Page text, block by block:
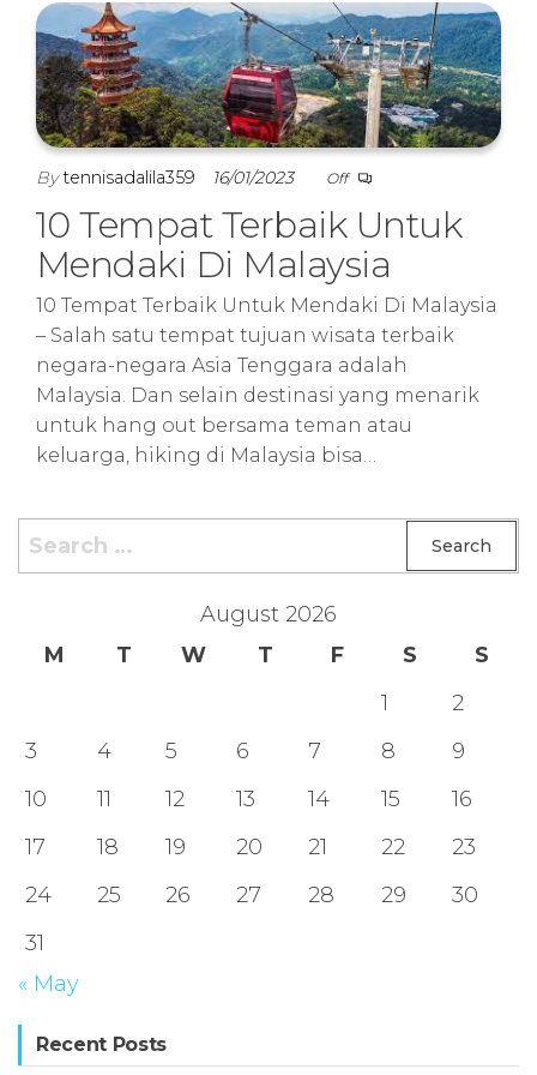
Bytennisadalila359 16/01/2023 Off
10 Tempat Terbaik Untuk
Mendaki Di Malaysia
10 Tempat Terbaik Untuk Mendaki Di Malaysia
– Salah satu tempat tujuan wisata terbaik
negara-negara Asia Tenggara adalah
Malaysia. Dan selain destinasi yang menarik
untuk hang out bersama teman atau
keluarga, hiking di Malaysia bisa…
Search
for:
August 2026
M
T W T F S
S
1
2
3
4 5 6 7 8
9
10
11 12 13 14 15
16
17
18 19 20 21 22
23
24
25 26 27 28 29
30
31
« May
Recent Posts